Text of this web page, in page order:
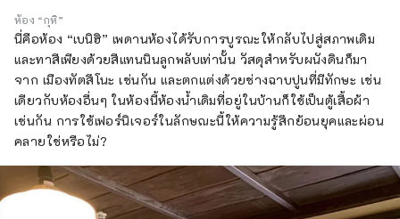
ห้อง “กุหิ”
นี่คือห้อง “เบนิฮิ” เพดานห้องได้รับการบูรณะให้กลับไปสู่สภาพเดิม
และทาสีเพียงด้วยสีแทนนินลูกพลับเท่านั้น วัสดุสำหรับผนังดินก็มา
จาก เมืองทัตสึโนะ เช่นกัน และตกแต่งด้วยช่างฉาบปูนที่มีทักษะ เช่น
เดียวกับห้องอื่นๆ ในห้องนี้ห้องน้ำเดิมที่อยู่ในบ้านก็ใช้เป็นตู้เสื้อผ้า
เช่นกัน การใช้เฟอร์นิเจอร์ในลักษณะนี้ให้ความรู้สึกย้อนยุคและผ่อน
คลายใช่หรือไม่?